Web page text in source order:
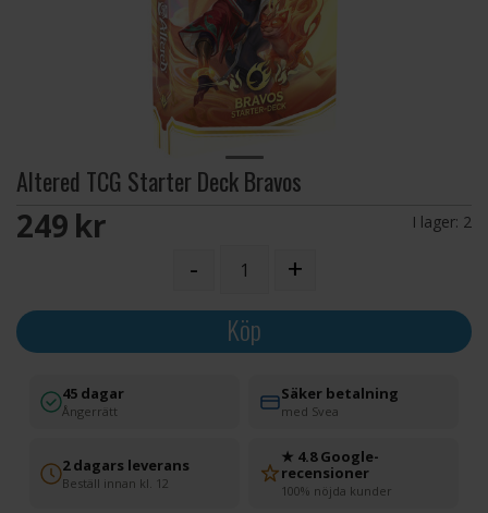
Altered TCG Starter Deck Bravos
249 SEK I lager: 2
- +
Köp
45 dagar
Ångerrätt
Säker betalning
med Svea
2 dagars leverans
Beställ innan kl. 12
★ 4.8 Google-
recensioner
100% nöjda kunder